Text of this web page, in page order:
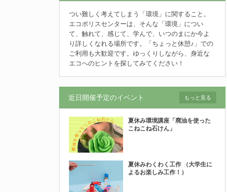
つい難しく考えてしまう「環境」に関すること。
エコポリスセンターは、そんな「環境」につい
て、触れて、感じて、学んで、いつのまにか今よ
り詳しくなれる場所です。「ちょっと休憩♪」での
ご利用も大歓迎です。ゆっくりしながら、身近な
エコへのヒントを探してみてください！
近日開催予定のイベント
夏休み環境講座「廃油を使った
こねこね石けん」
夏休みわくわく工作 （大学生に
よるお楽しみ工作！）
もっと見る